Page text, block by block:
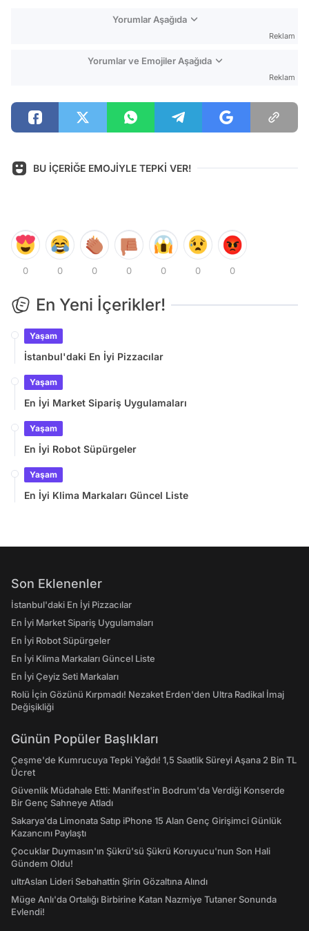
Yorumlar Aşağıda
Reklam
Yorumlar ve Emojiler Aşağıda
Reklam
BU İÇERİĞE EMOJİYLE TEPKİ VER!
0 0 0 0 0 0 0
En Yeni İçerikler!
Yaşam
İstanbul'daki En İyi Pizzacılar
Yaşam
En İyi Market Sipariş Uygulamaları
Yaşam
En İyi Robot Süpürgeler
Yaşam
En İyi Klima Markaları Güncel Liste
Son Eklenenler
İstanbul'daki En İyi Pizzacılar
En İyi Market Sipariş Uygulamaları
En İyi Robot Süpürgeler
En İyi Klima Markaları Güncel Liste
En İyi Çeyiz Seti Markaları
Rolü İçin Gözünü Kırpmadı! Nezaket Erden'den Ultra Radikal İmaj
Değişikliği
Günün Popüler Başlıkları
Çeşme'de Kumrucuya Tepki Yağdı! 1,5 Saatlik Süreyi Aşana 2 Bin TL
Ücret
Güvenlik Müdahale Etti: Manifest'in Bodrum'da Verdiği Konserde
Bir Genç Sahneye Atladı
Sakarya'da Limonata Satıp iPhone 15 Alan Genç Girişimci Günlük
Kazancını Paylaştı
Çocuklar Duymasın'ın Şükrü'sü Şükrü Koruyucu'nun Son Hali
Gündem Oldu!
ultrAslan Lideri Sebahattin Şirin Gözaltına Alındı
Müge Anlı'da Ortalığı Birbirine Katan Nazmiye Tutaner Sonunda
Evlendi!